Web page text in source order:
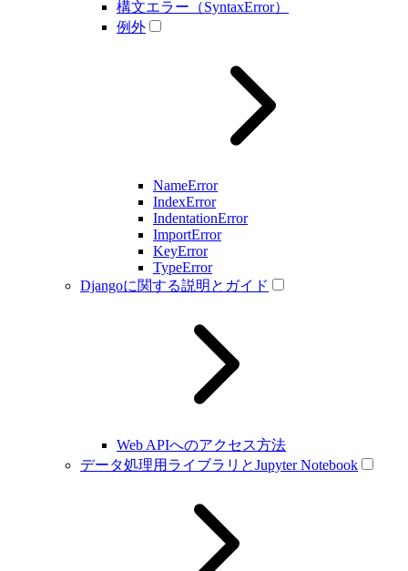
構文エラー（SyntaxError）
例外
NameError
IndexError
IndentationError
ImportError
KeyError
TypeError
Djangoに関する説明とガイド
Web APIへのアクセス方法
データ処理用ライブラリとJupyter Notebook